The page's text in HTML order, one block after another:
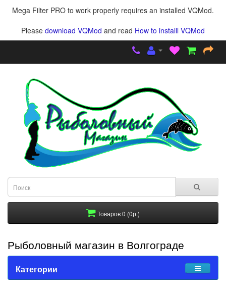
Mega Filter PRO to work properly requires an installed VQMod.
Please download VQMod and read How to installl VQMod
Товаров 0 (0р.)
Рыболовный магазин в Волгограде
Категории